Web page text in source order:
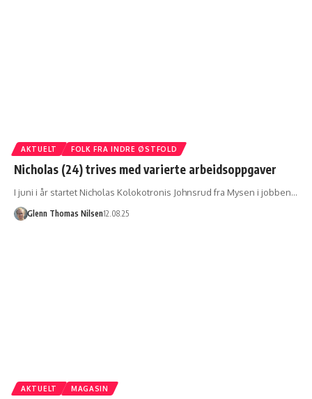
AKTUELT FOLK FRA INDRE ØSTFOLD
Nicholas (24) trives med varierte arbeidsoppgaver
I juni i år startet Nicholas Kolokotronis Johnsrud fra Mysen i jobben…
Glenn Thomas Nilsen12.08.25
AKTUELT MAGASIN